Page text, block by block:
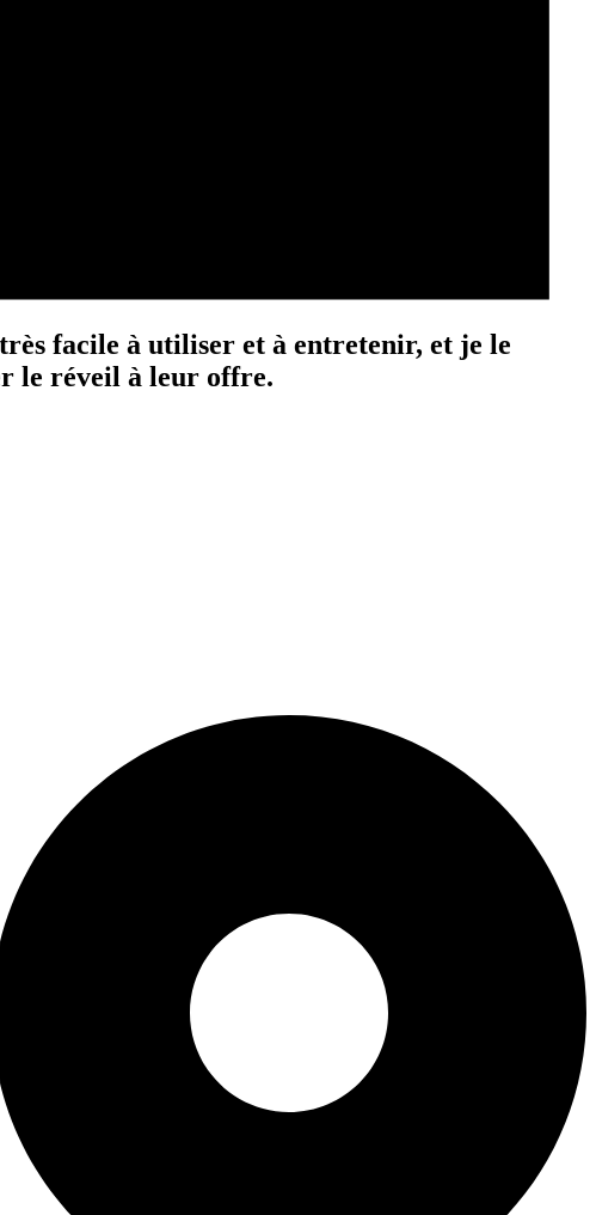
facile à utiliser et à entretenir, et je le
le réveil à leur offre.